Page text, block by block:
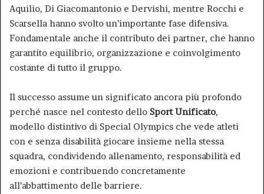
Aquilio, Di Giacomantonio e Dervishi, mentre Rocchi e
Scarsella hanno svolto un’importante fase difensiva.
Fondamentale anche il contributo dei partner, che hanno
garantito equilibrio, organizzazione e coinvolgimento
costante di tutto il gruppo.
Il successo assume un significato ancora più profondo
perché nasce nel contesto dello Sport Unificato,
modello distintivo di Special Olympics che vede atleti
con e senza disabilità giocare insieme nella stessa
squadra, condividendo allenamento, responsabilità ed
emozioni e contribuendo concretamente
all’abbattimento delle barriere.